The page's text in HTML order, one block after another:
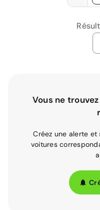
Vous ne
Créez une alerte et
voitures